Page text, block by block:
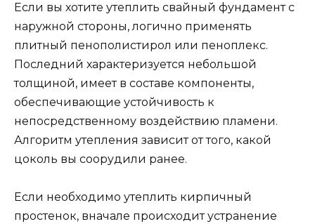
Если вы хотите утеплить свайный фундамент с
наружной стороны, логично применять
плитный пенополистирол или пеноплекс.
Последний характеризуется небольшой
толщиной, имеет в составе компоненты,
обеспечивающие устойчивость к
непосредственному воздействию пламени.
Алгоритм утепления зависит от того, какой
цоколь вы соорудили ранее.
Если необходимо утеплить кирпичный
простенок, вначале происходит устранение